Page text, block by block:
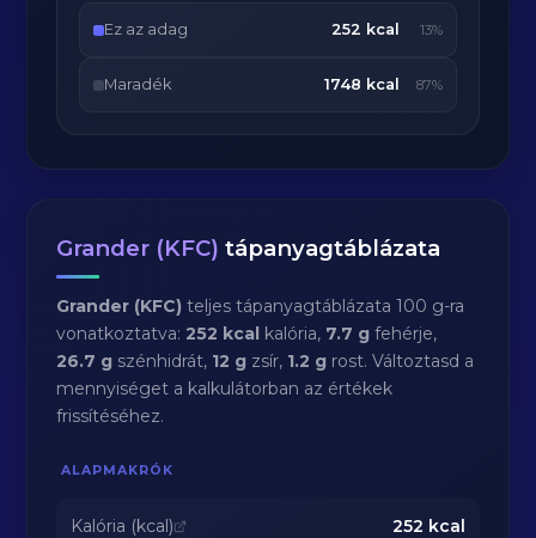
Ez az adag 252 kcal 13%
Maradék 1748 kcal 87%
Grander (KFC) tápanyagtáblázata
Grander (KFC) teljes tápanyagtáblázata 100 g-ra
vonatkoztatva:252 kcal kalória, 7.7 g fehérje,
26.7 g szénhidrát, 12 g zsír, 1.2 g rost. Változtasd a
mennyiséget a kalkulátorban az értékek
frissítéséhez.
ALAPMAKRÓK
Kalória (kcal) 252 kcal